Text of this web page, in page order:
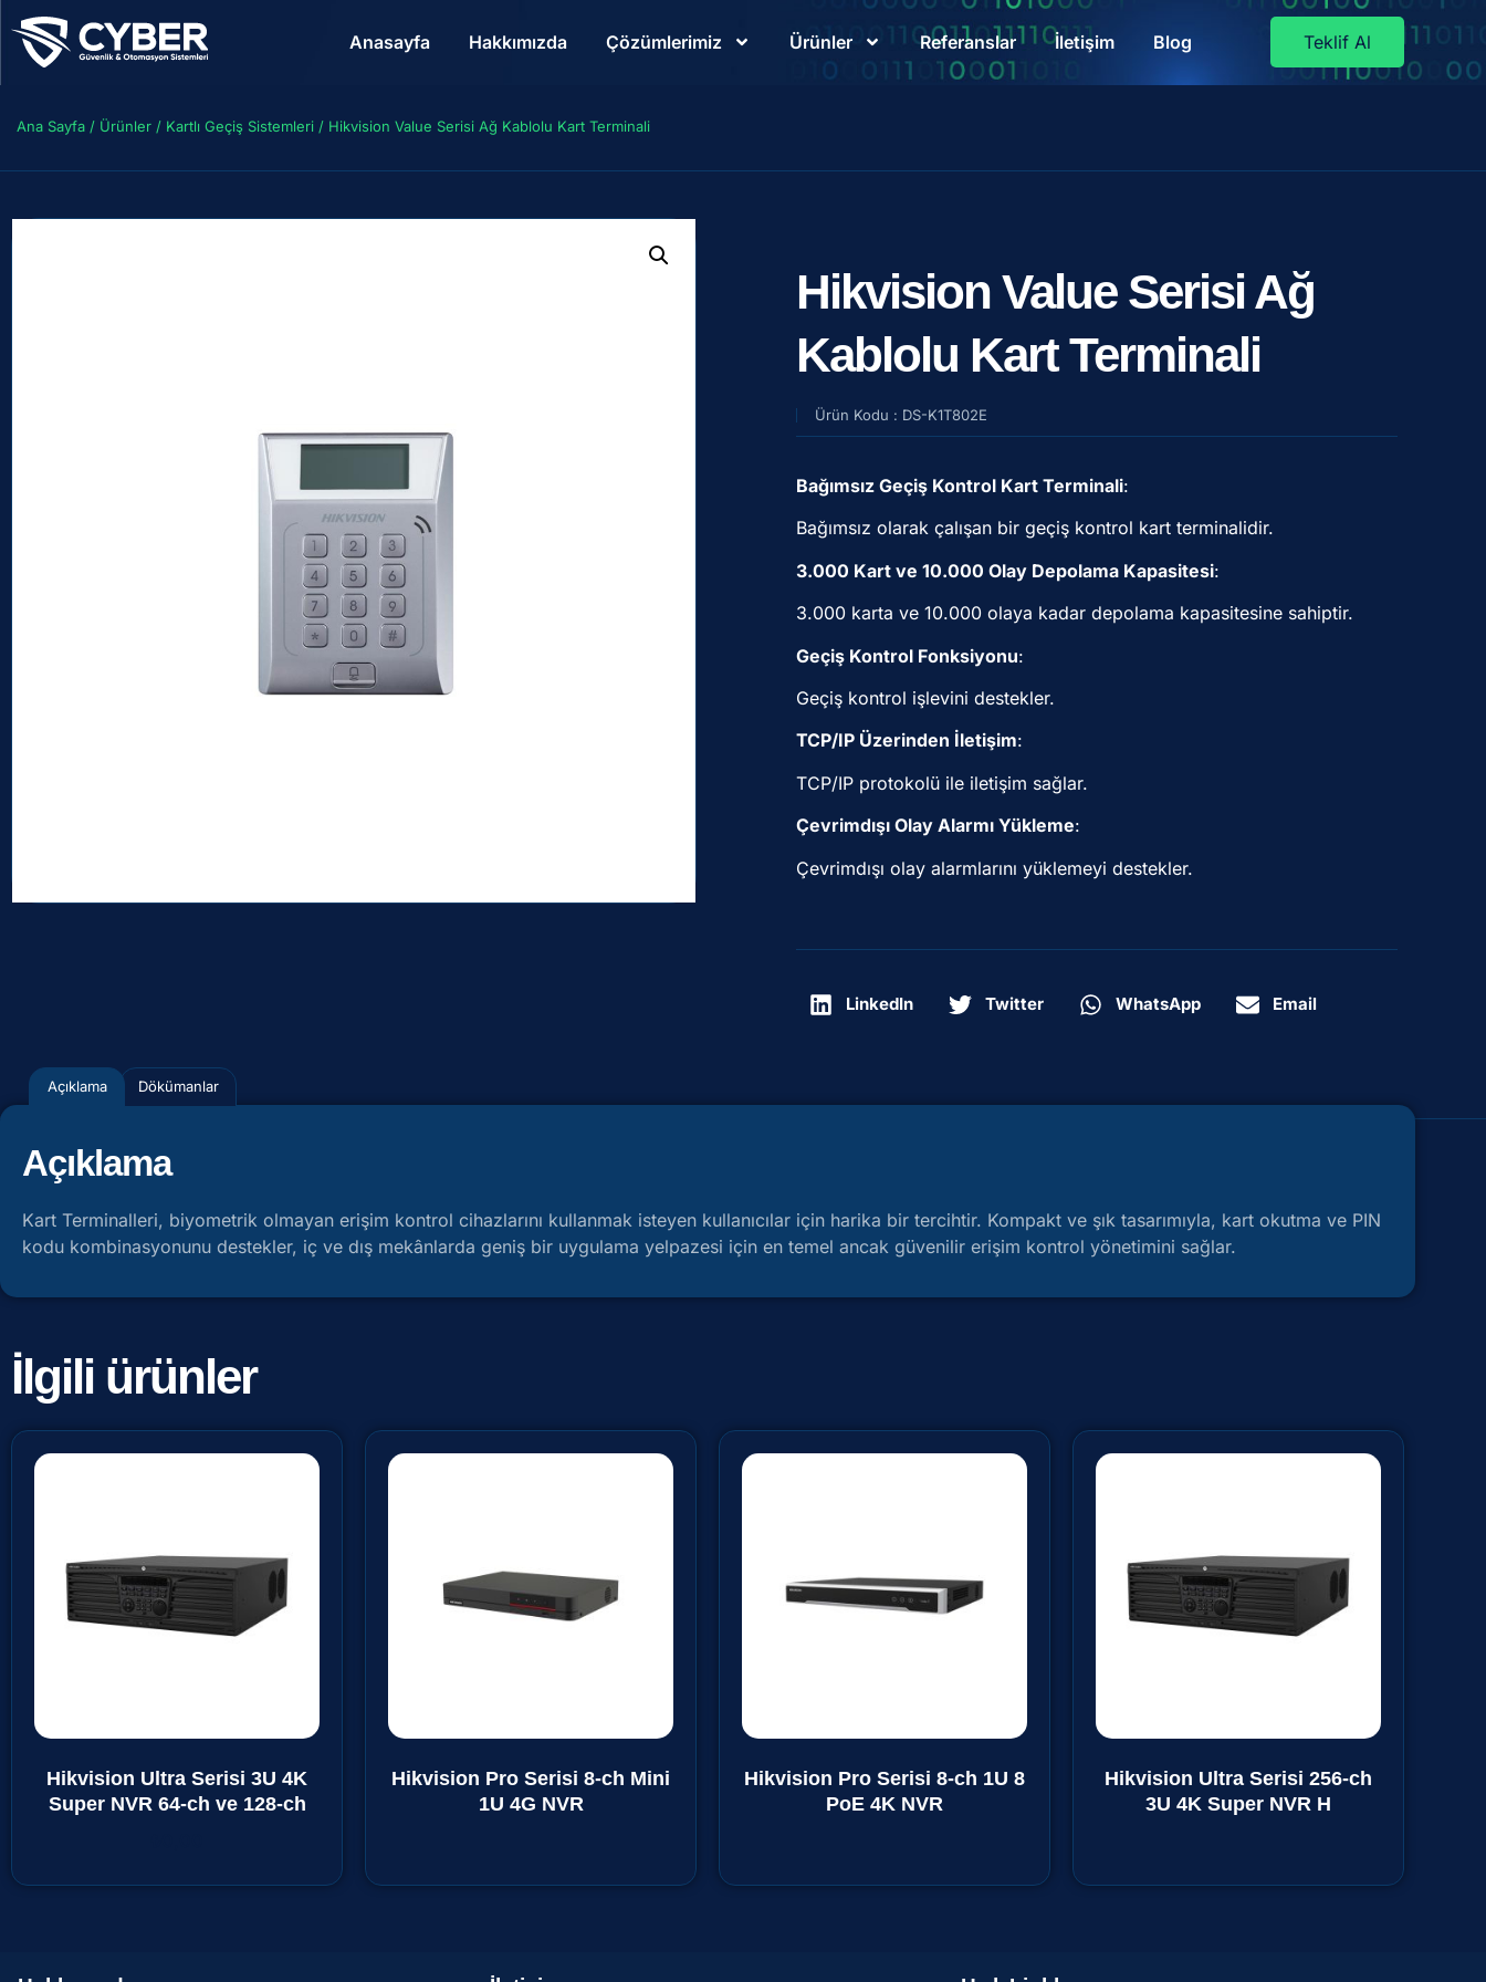
Anasayfa Hakkımızda Çözümlerimiz Ürünler Referanslar İletişim Blog Teklif Al
Ana Sayfa / Ürünler / Kartlı Geçiş Sistemleri / Hikvision Value Serisi Ağ Kablolu Kart Terminali
Hikvision Value Serisi Ağ
Kablolu Kart Terminali
Ürün Kodu : DS-K1T802E
Bağımsız Geçiş Kontrol Kart Terminali:
Bağımsız olarak çalışan bir geçiş kontrol kart terminalidir.
3.000 Kart ve 10.000 Olay Depolama Kapasitesi:
3.000 karta ve 10.000 olaya kadar depolama kapasitesine sahiptir.
Geçiş Kontrol Fonksiyonu:
Geçiş kontrol işlevini destekler.
TCP/IP Üzerinden İletişim:
TCP/IP protokolü ile iletişim sağlar.
Çevrimdışı Olay Alarmı Yükleme:
Çevrimdışı olay alarmlarını yüklemeyi destekler.
LinkedIn Twitter WhatsApp Email
Açıklama Dökümanlar
Açıklama
Kart Terminalleri, biyometrik olmayan erişim kontrol cihazlarını kullanmak isteyen kullanıcılar için harika bir tercihtir. Kompakt ve şık tasarımıyla, kart okutma ve PIN
kodu kombinasyonunu destekler, iç ve dış mekânlarda geniş bir uygulama yelpazesi için en temel ancak güvenilir erişim kontrol yönetimini sağlar.
İlgili ürünler
Hikvision Ultra Serisi 3U 4K
Super NVR 64-ch ve 128-ch
Hikvision Pro Serisi 8-ch Mini
1U 4G NVR
Hikvision Pro Serisi 8-ch 1U 8
PoE 4K NVR
Hikvision Ultra Serisi 256-ch
3U 4K Super NVR H